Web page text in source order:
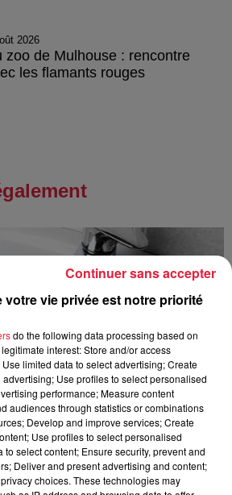
2026
zoo de Mulhouse : rencontre
les flamants rouges
votre vie privée est notre priorité
do the following data processing based on
interest: Store and/or access
limited data to select advertising; Create
Use profiles to select personalised
performance; Measure content
audiences through statistics or combinations
Develop and improve services; Create
Use profiles to select personalised
to select content; Ensure security, prevent and
Deliver and present advertising and content;
choices. These technologies may
Continuer sans accepter